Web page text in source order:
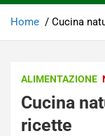
Home Cucina
ALIMENTAZIONE
Cucina
ricette